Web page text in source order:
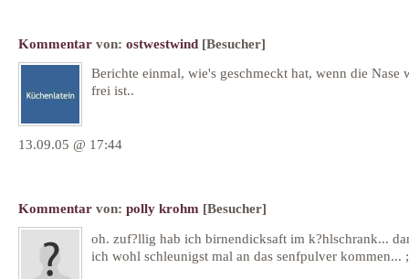
Kommentar von: ostwestwind [Besucher]
Berichte einmal, wie's geschmeckt hat, wenn die Nase
frei ist..
13.09.05 @ 17:44
Kommentar von: polly krohm [Besucher]
oh. zuf?llig hab ich birnendicksaft im k?hlschrank...
ich wohl schleunigst mal an das senfpulver kommen...